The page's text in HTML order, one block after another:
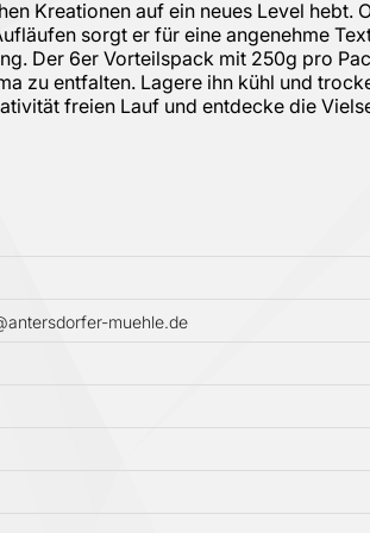
Kreationen auf ein neues Level hebt.
sorgt er für eine angenehme
Der 6er Vorteilspack mit 250g pro
zu entfalten. Lagere ihn kühl und
freien Lauf und entdecke die
muehle.de